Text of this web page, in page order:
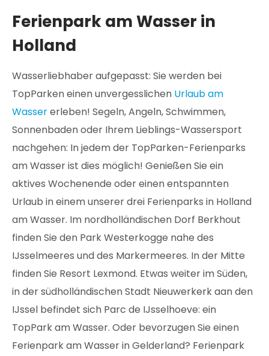
Ferienpark am Wasser in
Holland
Wasserliebhaber aufgepasst: Sie werden bei
TopParken einen unvergesslichen Urlaub am
Wassererleben! Segeln, Angeln, Schwimmen,
Sonnenbaden oder Ihrem Lieblings-Wassersport
nachgehen: In jedem der TopParken-Ferienparks
am Wasser ist dies möglich! Genießen Sie ein
aktives Wochenende oder einen entspannten
Urlaub in einem unserer drei Ferienparks in Holland
am Wasser. Im nordholländischen Dorf Berkhout
finden Sie den Park Westerkogge nahe des
IJsselmeeres und des Markermeeres. In der Mitte
finden Sie Resort Lexmond. Etwas weiter im Süden,
in der südholländischen Stadt Nieuwerkerk aan den
IJssel befindet sich Parc de IJsselhoeve: ein
TopPark am Wasser. Oder bevorzugen Sie einen
Ferienpark am Wasser in Gelderland? Ferienpark